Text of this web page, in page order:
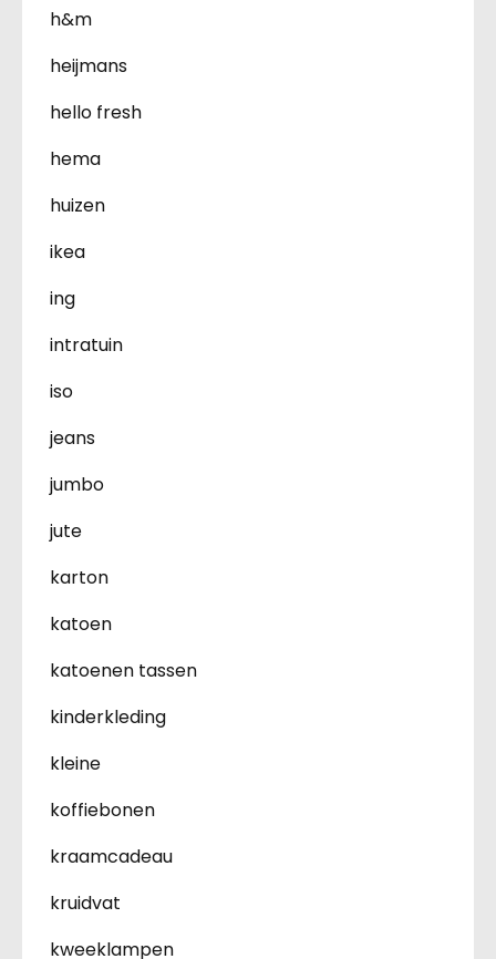
h&m
heijmans
hello fresh
hema
huizen
ikea
ing
intratuin
iso
jeans
jumbo
jute
karton
katoen
katoenen tassen
kinderkleding
kleine
koffiebonen
kraamcadeau
kruidvat
kweeklampen